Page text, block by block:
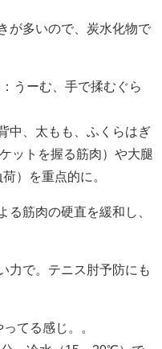
が多いので、炭水化物で
うーむ、手で揉むぐら
中、太もも、ふくらはぎ
ットを握る筋肉）や大腿
）を重点的に。
る筋肉の硬直を緩和し、
力で。テニス肘予防にも
てる感じ。。